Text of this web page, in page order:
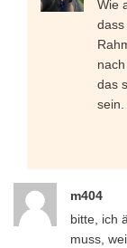
Wie
das
sein.
m404
bitte, ich
muss,